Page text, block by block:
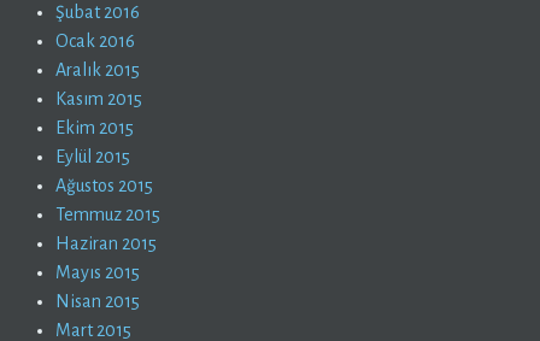
Şubat 2016
Ocak 2016
Aralık 2015
Kasım 2015
Ekim 2015
Eylül 2015
Ağustos 2015
Temmuz 2015
Haziran 2015
Mayıs 2015
Nisan 2015
Mart 2015